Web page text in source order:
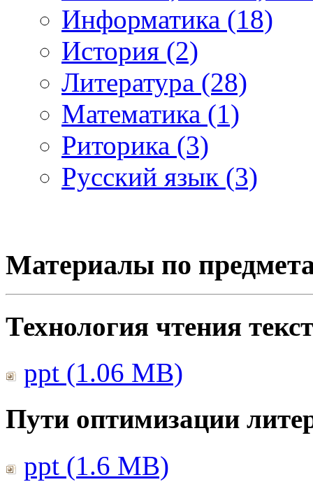
Информатика (18)
История (2)
Литература (28)
Математика (1)
Риторика (3)
Русский язык (3)
Материалы по
Технология чтения
ppt (1.06 MB)
Пути оптимизации
ppt (1.6 MB)